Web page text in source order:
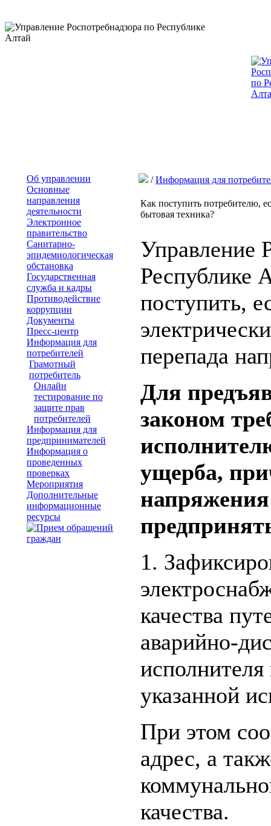
Об управлении
Основные
направления
деятельности
Электронное
правительство
Санитарно-
эпидемиологическая
обстановка
Государственная
служба и кадры
Противодействие
коррупции
Документы
Пресс-центр
Информация для
потребителей
Грамотный
потребитель
Онлайн
тестирование по
защите прав
потребителей
Информация для
предпринимателей
Информация о
проведенных
проверках
Мероприятия
Дополнительные
информационные
ресурсы
/Информация для
Как поступить потребителю,
бытовая техника?
Управление
Республике
поступить,
перепада
Для
законом
ущерба,
1.
качества
аварийно-
указанной
При этом
адрес, а
качества.